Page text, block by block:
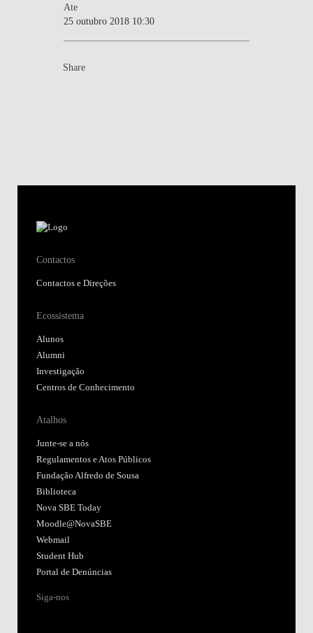
Ate
25 outubro 2018 10:30
Share
Contactos
Contactos e Direções
Ecossistema
Alunos
Alumni
Investigação
Centros de Conhecimento
Atalhos
Junte-se a nós
Regulamentos e Atos Públicos
Fundação Alfredo de Sousa
Biblioteca
Nova SBE Today
Moodle@NovaSBE
Webmail
Student Hub
Portal de Denúncias
Siga-nos